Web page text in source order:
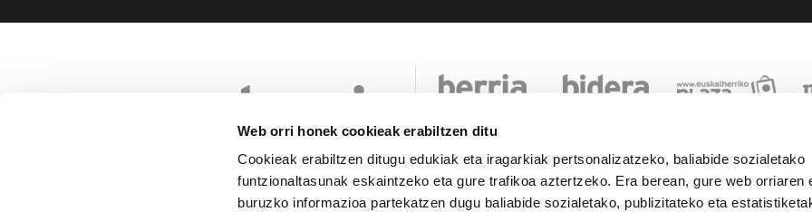
Web orri honek cookieak erabiltzen ditu
Cookieak erabiltzen ditugu edukiak eta iragarkiak pertsonalizatzeko, baliabide sozialetako
funtzionaltasunak eskaintzeko eta gure trafikoa aztertzeko. Era berean, gure web orriaren
buruzko informazioa partekatzen dugu baliabide sozialetako, publizitateko eta